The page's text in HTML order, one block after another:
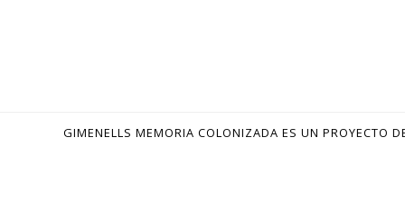
GIMENELLS MEMORIA COLONIZADA ES UN PROYECTO